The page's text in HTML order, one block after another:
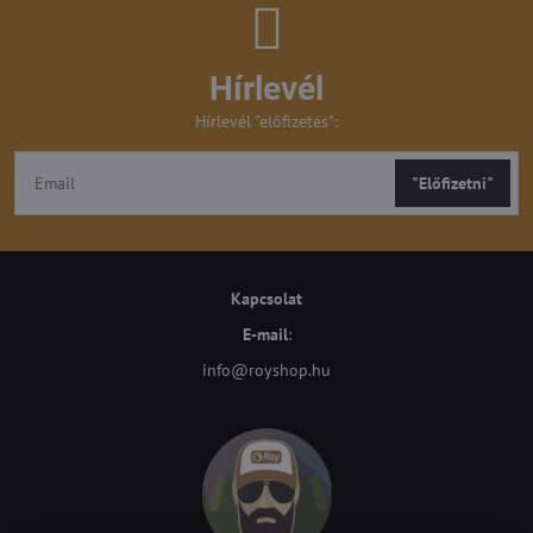
Hírlevél
Hírlevél "előfizetés":
"Előfizetni"
Kapcsolat
E-mail:
info@royshop.hu